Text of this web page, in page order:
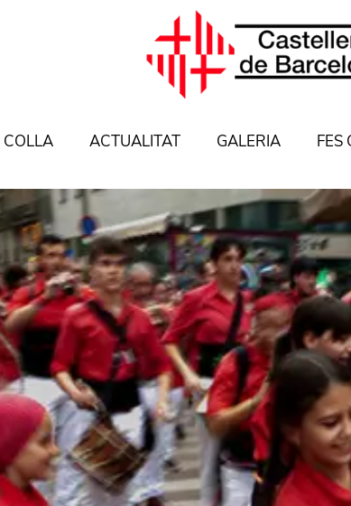
COLLA ACTUALITAT GALERIA FES